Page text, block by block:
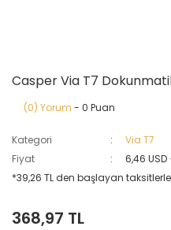
Casper Via T7
(0) Yorum - 0 Puan
Kategori
Via T7
Fiyat
6,46 USD
*39,26 TL den başlayan
368,97 TL